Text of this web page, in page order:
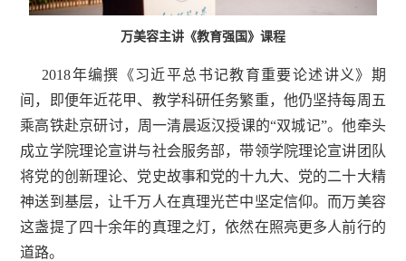
万美容主讲《教育强国》课程
2018年编撰《习近平总书记教育重要论述讲义》期
间，即便年近花甲、教学科研任务繁重，他仍坚持每周五
乘高铁赴京研讨，周一清晨返汉授课的“双城记”。他牵头
成立学院理论宣讲与社会服务部，带领学院理论宣讲团队
将党的创新理论、党史故事和党的十九大、党的二十大精
神送到基层，让千万人在真理光芒中坚定信仰。而万美容
这盏提了四十余年的真理之灯，依然在照亮更多人前行的
道路。